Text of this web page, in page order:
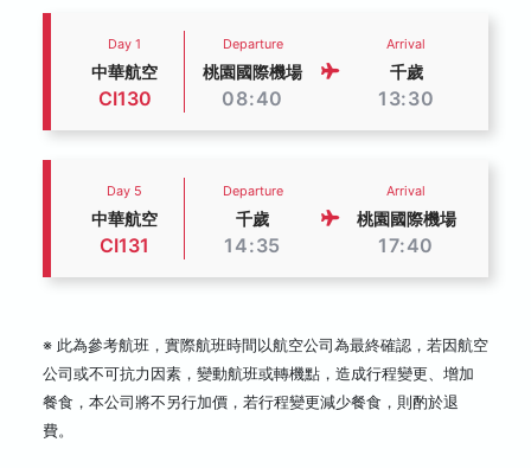
Day 1
中華航空
CI130
Departure
桃園國際機場
08:40
Arrival
千歲
13:30
Day 5
中華航空
CI131
Departure
千歲
14:35
Arrival
桃園國際機場
17:40
※ 此為參考航班，實際航班時間以航空公司為最終確認，若因航空
公司或不可抗力因素，變動航班或轉機點，造成行程變更、增加
餐食，本公司將不另行加價，若行程變更減少餐食，則酌於退
費。